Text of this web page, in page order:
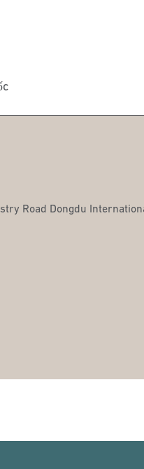
Road Dongdu